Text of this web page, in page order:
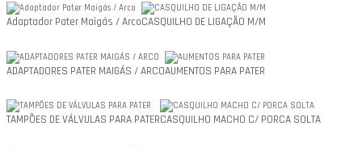
Adaptador Pater Maigás / ArcoCASQUILHO DE LIGAÇÃO M/M
ADAPTADORES PATER MAIGÁS / ARCOAUMENTOS PARA PATER
TAMPÕES DE VÁLVULAS PARA PATERCASQUILHO MACHO C/ PORCA SOLTA